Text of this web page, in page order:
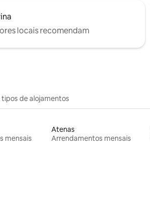
locais recomendam
de alojamentos
mensais
Atenas
Arrendamentos mensais